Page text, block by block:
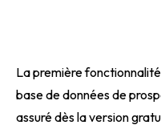
La première
base de données de
assuré dès la version